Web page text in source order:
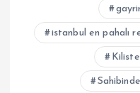
istanbul en pahalı